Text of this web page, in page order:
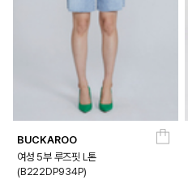
BUCKAROO
여성 5부 루즈핏 L톤
(B222DP934P)